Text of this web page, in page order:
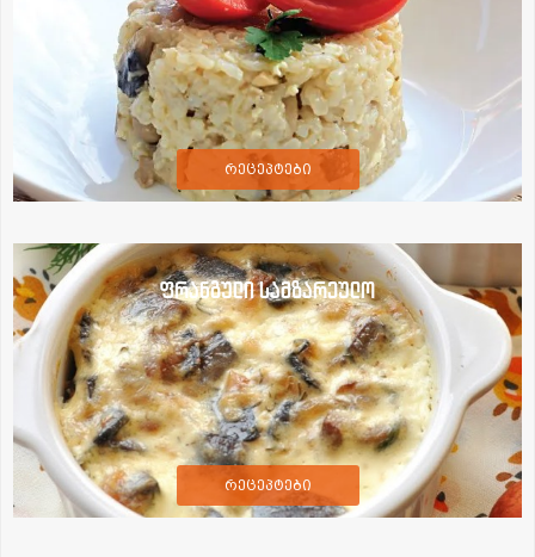
რეცეპტები
ფრანგული სამზარეულო
რეცეპტები